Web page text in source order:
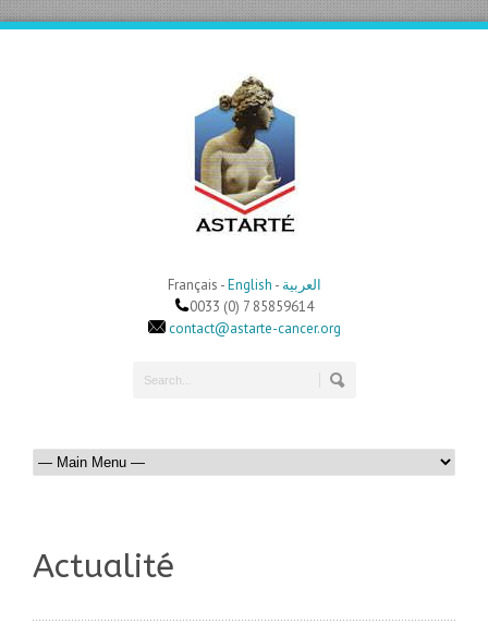
Français -English - العربية
0033 (0) 7 85859614
contact@astarte-cancer.org
Actualité